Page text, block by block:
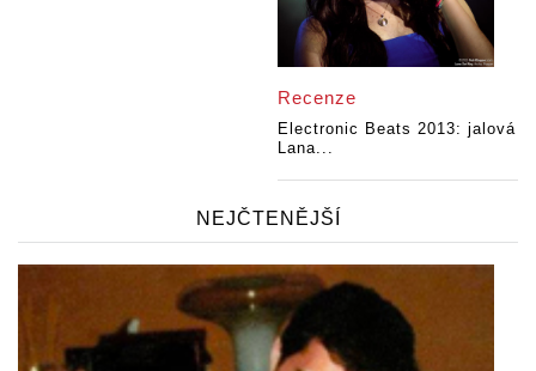
Recenze
Electronic Beats 2013: jalová
Lana...
NEJČTENĚJŠÍ